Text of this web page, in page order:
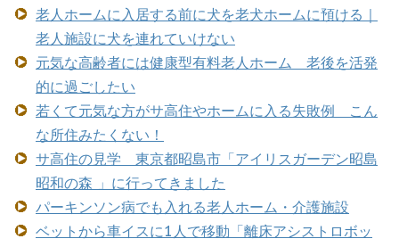
老人ホームに入居する前に犬を老犬ホームに預ける｜
老人施設に犬を連れていけない
元気な高齢者には健康型有料老人ホーム 老後を活発
的に過ごしたい
若くて元気な方がサ高住やホームに入る失敗例 こん
な所住みたくない！
サ高住の見学 東京都昭島市「アイリスガーデン昭島
昭和の森 」に行ってきました
パーキンソン病でも入れる老人ホーム・介護施設
ベットから車イスに1人で移動「離床アシストロボッ